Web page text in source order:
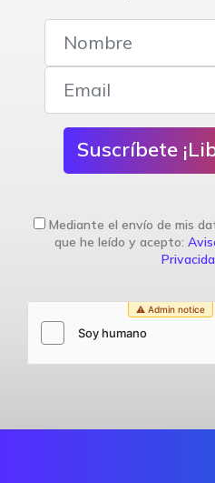
Suscríbete
Mediante el envío de mis
que he leído y acepto: